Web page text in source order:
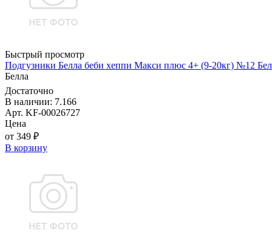
Быстрый просмотр
Подгузники Белла беби хеппи Макси плюс 4+ (9-20кг) №12
Белла
Достаточно
В наличии: 7.166
Арт. KF-00026727
Цена
от 349 ₽
В корзину